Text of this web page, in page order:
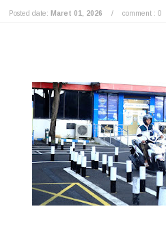
Posted date: Maret 01, 2026 / comment : 0